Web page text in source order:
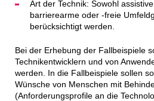
Art der Technik: Sowohl
barrierearme oder -freie
berücksichtigt werden.
Bei der Erhebung der Fallbeispiele
Technikentwicklern und von
werden. In die Fallbeispiele sollen
Wünsche von Menschen mit
(Anforderungsprofile an die